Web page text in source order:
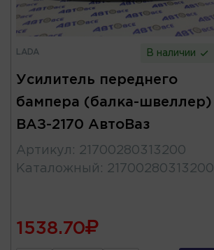
LADA В наличии
Усилитель переднего
бампера (балка-швеллер)
ВАЗ-2170 АвтоВаз
Артикул : 21700280313200
Каталожный : 21700280313200
1538.70